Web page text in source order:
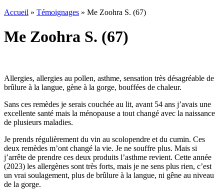
Accueil » Témoignages » Me Zoohra S. (67)
Me Zoohra S. (67)
Allergies, allergies au pollen, asthme, sensation très désagréable de
brûlure à la langue, gène à la gorge, bouffées de chaleur.
Sans ces remèdes je serais couchée au lit, avant 54 ans j’avais une
excellente santé mais la ménopause a tout changé avec la naissance
de plusieurs maladies.
Je prends régulièrement du vin au scolopendre et du cumin. Ces
deux remèdes m’ont changé la vie. Je ne souffre plus. Mais si
j’arrête de prendre ces deux produits l’asthme revient. Cette année
(2023) les allergènes sont très forts, mais je ne sens plus rien, c’est
un vrai soulagement, plus de brûlure à la langue, ni gêne au niveau
de la gorge.